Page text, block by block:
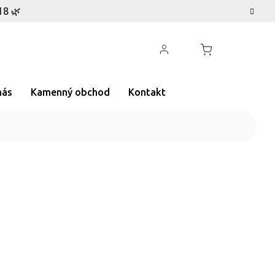
🌿
Kamenný obchod Kontakt